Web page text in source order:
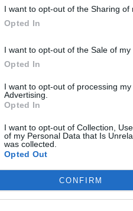
I want to opt-out of the Sharing of
Opted In
I want to opt-out of the Sale of my
Opted In
I want to opt-out of processing
Advertising.
Opted In
I want to opt-out of Collection,
of my Personal Data that Is
was collected.
Opted Out
CONFIRM